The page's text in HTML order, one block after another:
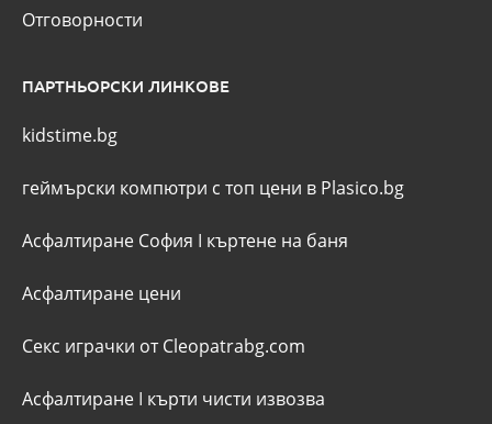
Отговорности
ПАРТНЬОРСКИ ЛИНКОВЕ
kidstime.bg
геймърски компютри с топ цени в Plasico.bg
Асфалтиране София I къртене на баня
Асфалтиране цени
Секс играчки от Cleopatrabg.com
Асфалтиране I кърти чисти извозва